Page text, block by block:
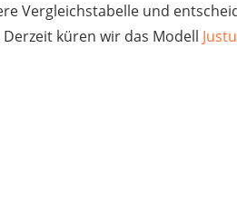
Vergleichstabelle und
küren wir das Modell